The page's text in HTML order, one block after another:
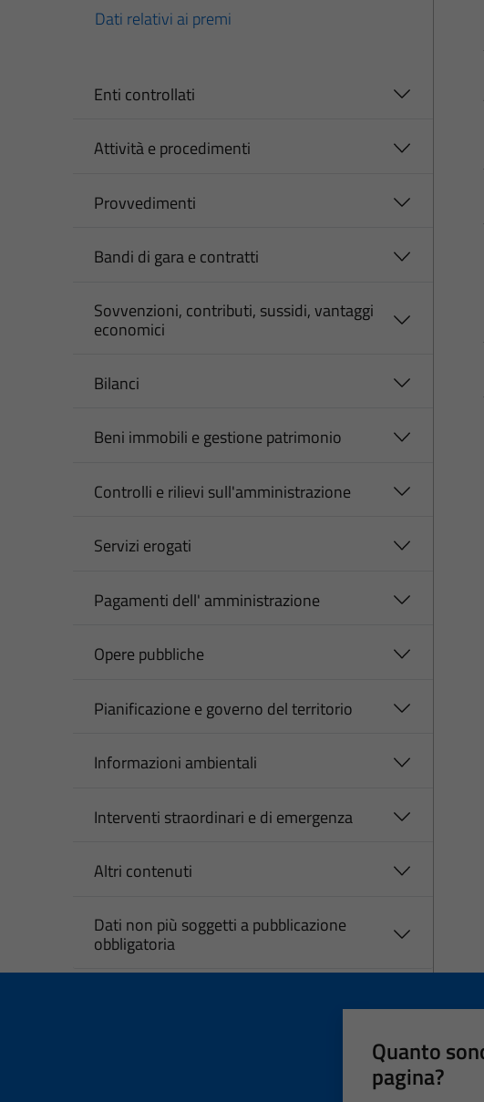
Dati relativi ai premi
Enti controllati
Attività e procedimenti
Provvedimenti
Bandi di gara e contratti
Sovvenzioni, contributi, sussidi, vantaggi
economici
Bilanci
Beni immobili e gestione patrimonio
Controlli e rilievi sull'amministrazione
Servizi erogati
Pagamenti dell' amministrazione
Opere pubbliche
Pianificazione e governo del territorio
Informazioni ambientali
Interventi straordinari e di emergenza
Altri contenuti
Dati non più soggetti a pubblicazione
obbligatoria
Quanto
pagina?